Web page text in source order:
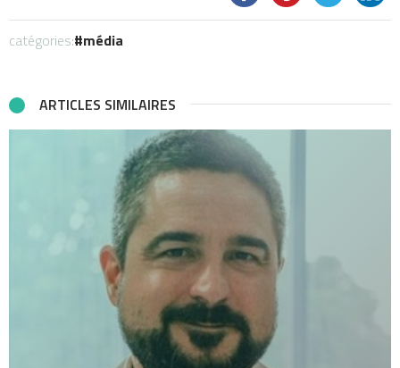
catégories: média
ARTICLES SIMILAIRES